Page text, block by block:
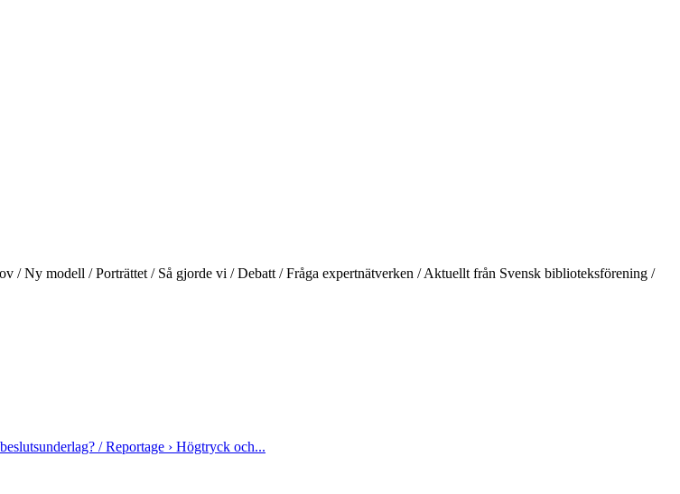
/ Ny modell / Porträttet / Så gjorde vi / Debatt / Fråga expertnätverken / Aktuellt från Svensk biblioteksförening /
/ Reportage › Högtryck och...